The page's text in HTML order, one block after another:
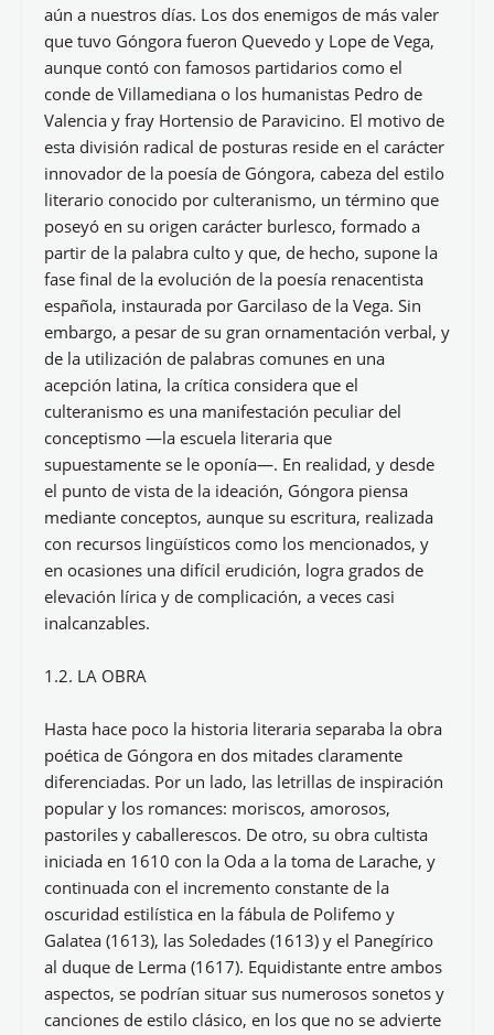
aún a nuestros días. Los dos enemigos de más valer
que tuvo Góngora fueron Quevedo y Lope de Vega,
aunque contó con famosos partidarios como el
conde de Villamediana o los humanistas Pedro de
Valencia y fray Hortensio de Paravicino. El motivo de
esta división radical de posturas reside en el carácter
innovador de la poesía de Góngora, cabeza del estilo
literario conocido por culteranismo, un término que
poseyó en su origen carácter burlesco, formado a
partir de la palabra culto y que, de hecho, supone la
fase final de la evolución de la poesía renacentista
española, instaurada por Garcilaso de la Vega. Sin
embargo, a pesar de su gran ornamentación verbal, y
de la utilización de palabras comunes en una
acepción latina, la crítica considera que el
culteranismo es una manifestación peculiar del
conceptismo —la escuela literaria que
supuestamente se le oponía—. En realidad, y desde
el punto de vista de la ideación, Góngora piensa
mediante conceptos, aunque su escritura, realizada
con recursos lingüísticos como los mencionados, y
en ocasiones una difícil erudición, logra grados de
elevación lírica y de complicación, a veces casi
inalcanzables.
1.2. LA OBRA
Hasta hace poco la historia literaria separaba la obra
poética de Góngora en dos mitades claramente
diferenciadas. Por un lado, las letrillas de inspiración
popular y los romances: moriscos, amorosos,
pastoriles y caballerescos. De otro, su obra cultista
iniciada en 1610 con la Oda a la toma de Larache, y
continuada con el incremento constante de la
oscuridad estilística en la fábula de Polifemo y
Galatea (1613), las Soledades (1613) y el Panegírico
al duque de Lerma (1617). Equidistante entre ambos
aspectos, se podrían situar sus numerosos sonetos y
canciones de estilo clásico, en los que no se advierte